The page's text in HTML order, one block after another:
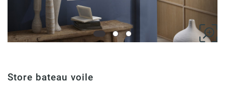
Store bateau voile